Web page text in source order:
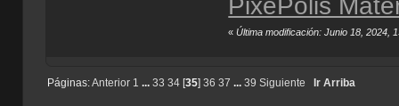
PixéPolis
«Última modificación: Junio 18, 2024,
Páginas:Anterior 1 ... 33 34[ 35] 36 37 ... 39 Siguiente Ir Arriba